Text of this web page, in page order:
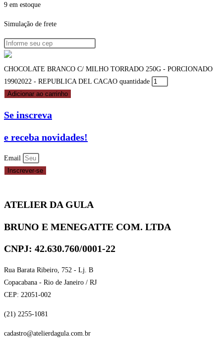
9 em estoque
Simulação de frete
CHOCOLATE BRANCO C/ MILHO TORRADO 250G - PORCIONADO
19902022 - REPUBLICA DEL CACAO quantidade
Adicionar ao carrinho
Se inscreva
e receba novidades!
Email
Inscrever-se
ATELIER DA GULA
BRUNO E MENEGATTE COM. LTDA
CNPJ: 42.630.760/0001-22
Rua Barata Ribeiro, 752 - Lj. B
Copacabana - Rio de Janeiro / RJ
CEP: 22051-002
(21) 2255-1081
cadastro@atelierdagula.com.br